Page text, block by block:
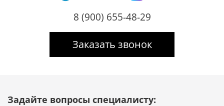
8 (900) 655-48-29
Заказать звонок
Задайте вопросы специалисту: